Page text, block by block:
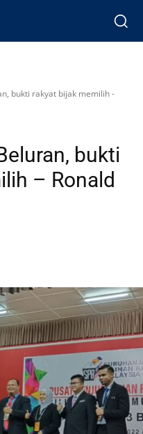
bukti rakyat bijak memilih -
bukti
– Ronald